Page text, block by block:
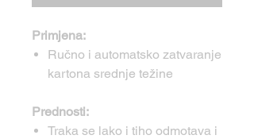
Primjena:
Ručno i automatsko zatvaranje
kartona srednje težine
Prednosti:
Traka se lako i tiho odmotava i